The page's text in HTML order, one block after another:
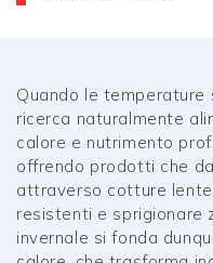
Quando le temperature
ricerca naturalmente
calore e nutrimento
offrendo prodotti che
attraverso cotture
resistenti e sprigionare
invernale si fonda